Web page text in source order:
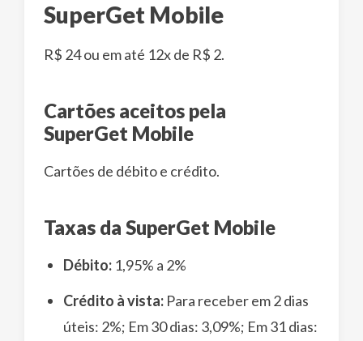
SuperGet Mobile
R$ 24 ou em até 12x de R$ 2.
Cartões aceitos pela
SuperGet Mobile
Cartões de débito e crédito.
Taxas da SuperGet Mobile
Débito: 1,95% a 2%
Crédito à vista: Para receber em 2 dias
úteis: 2%; Em 30 dias: 3,09%; Em 31 dias: